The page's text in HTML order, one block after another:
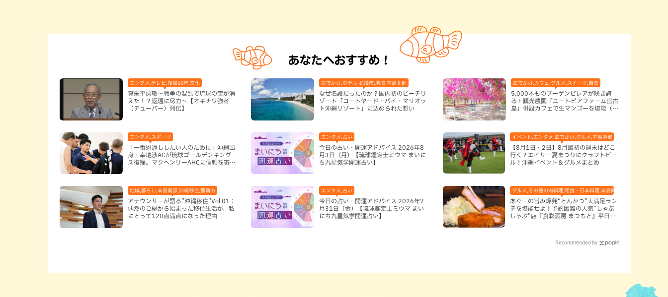
あなたへおすすめ！
エンタメ,テレビ,復帰50年,文化
真栄平房敬～戦争の混乱で琉球の宝が消
えた！？返還に尽力～【オキナワ強者
（チューバー）列伝】
おでかけ,ホテル,名護市,地域,本島北部
なぜ名護だったのか？国内初のビーチリ
ゾート「コートヤード・バイ・マリオッ
ト沖縄リゾート」に込められた想い
おでかけ,カフェ,グルメ,スイーツ,自然
5,000本ものブーゲンビレアが咲き誇
る！観光農園「ユートピアファーム宮古
島」併設カフェで生マンゴーを堪能（宮
エンタメ,スポーツ
「一番恩返ししたい人のために」沖縄出
身・幸地渉ACが琉球ゴールデンキング
ス復帰。マクヘンリーAHCに信頼を寄せ
エンタメ,占い
今日の占い・開運アドバイス 2026年8
月3日（月）【琉球鑑定士ミウマ まいに
ち九星気学開運占い】
イベント,エンタメ,おでかけ,グルメ,本島中部,本島北部,本島南部
【8月1日・2日】8月最初の週末はどこ
行く？エイサー夏まつりにクラフトビー
ル！沖縄イベント＆グルメまとめ
地域,暮らし,本島南部,沖縄移住,那覇市
アナウンサーが語る”沖縄移住”Vol.01：
偶然のご縁から始まった移住生活が、私
にとって120点満点になった理由
エンタメ,占い
今日の占い・開運アドバイス 2026年7
月31日（金）【琉球鑑定士ミウマ まい
にち九星気学開運占い】
グルメ,その他の肉料理,和食・日本料理,本島南部,那覇市
あぐーの旨み爆発“とんかつ”大満足ラン
チを堪能せよ！予約困難の人気“しゃぶ
しゃぶ”店『食彩酒房 まつもと』平日限
Recommended by